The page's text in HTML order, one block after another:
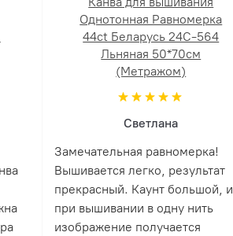
Однотонная Равномерка
44ct Беларусь 24С-564
Льняная 50*70см
(Метражом)
Светлана
Замечательная равномерка!
Вышивается легко, результат
прекрасный. Каунт большой, и
при вышивании в одну нить
изображение получается